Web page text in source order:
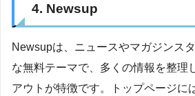
4. Newsup
Newsupは、ニュースやマガジンス
な無料テーマで、多くの情報を整理
アウトが特徴です。トップページに